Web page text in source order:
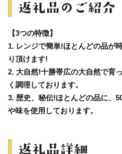
【3つの特徴】
1. レンジで簡単!ほとんどの品が
り頂けます!
2. 大自然!十勝帯広の大自然で育
く調理しております。
3. 歴史、秘伝!ほとんどの品に、
や味を使用しております。